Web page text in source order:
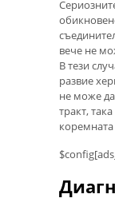
вече не
В тези
развие
не може
тракт,